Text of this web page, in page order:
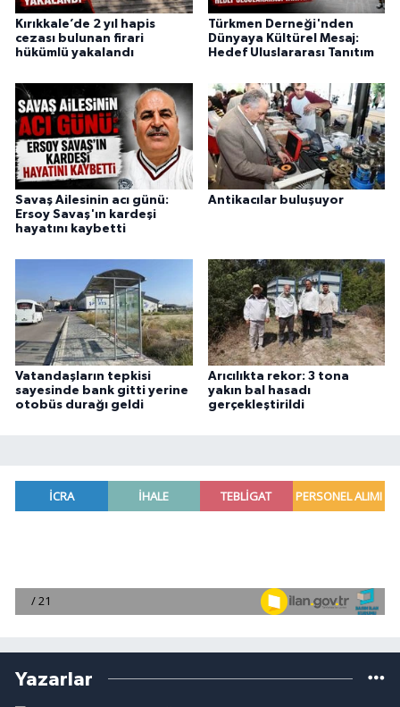
Kırıkkale’de 2 yıl hapis
cezası bulunan firari
hükümlü yakalandı
Türkmen Derneği'nden
Dünyaya Kültürel Mesaj:
Hedef Uluslararası Tanıtım
Savaş Ailesinin acı günü:
Ersoy Savaş'ın kardeşi
hayatını kaybetti
Antikacılar buluşuyor
Vatandaşların tepkisi
sayesinde bank gitti yerine
otobüs durağı geldi
Arıcılıkta rekor: 3 tona
yakın bal hasadı
gerçekleştirildi
Yazarlar